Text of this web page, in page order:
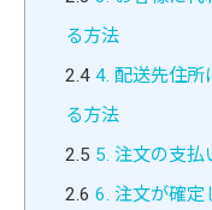
る方法
2.44. 配送先住所
る方法
2.5 5. 注文の支払
2.6 6. 注文が確定